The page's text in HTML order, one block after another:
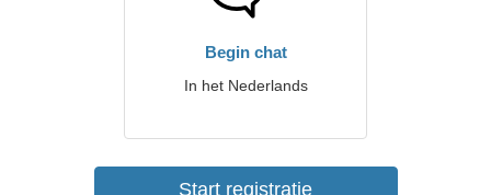
Begin chat
In het Nederlands
Start registratie